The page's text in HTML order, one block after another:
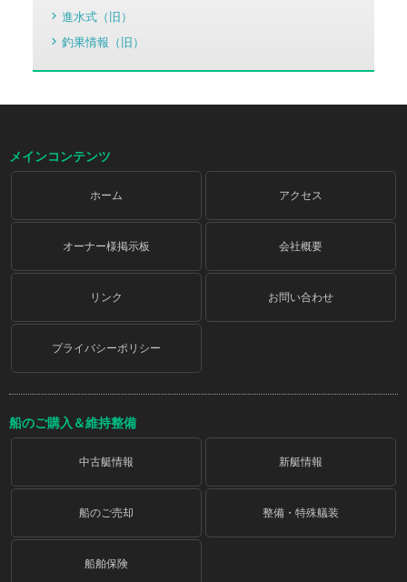
進水式（旧）
釣果情報（旧）
メインコンテンツ
ホーム アクセス
オーナー様掲示板 会社概要
リンク お問い合わせ
プライバシーポリシー
船のご購入＆維持整備
中古艇情報 新艇情報
船のご売却 整備・特殊艤装
船舶保険